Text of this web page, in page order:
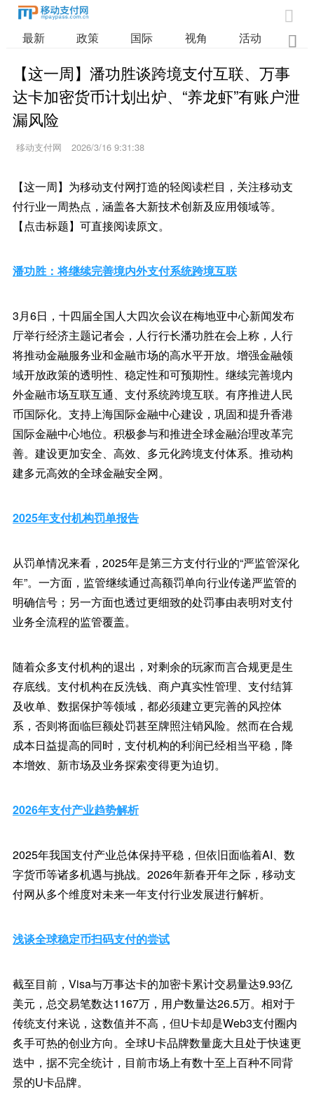

最新 政策 国际 视角 活动 业

【这一周】潘功胜谈跨境支付互联、万事
达卡加密货币计划出炉、“养龙虾”有账户泄
漏风险
移动支付网 2026/3/16 9:31:38
【这一周】为移动支付网打造的轻阅读栏目，关注移动支
付行业一周热点，涵盖各大新技术创新及应用领域等。
【点击标题】可直接阅读原文。
潘功胜：将继续完善境内外支付系统跨境互联
3月6日，十四届全国人大四次会议在梅地亚中心新闻发布
厅举行经济主题记者会，人行行长潘功胜在会上称，人行
将推动金融服务业和金融市场的高水平开放。增强金融领
域开放政策的透明性、稳定性和可预期性。继续完善境内
外金融市场互联互通、支付系统跨境互联。有序推进人民
币国际化。支持上海国际金融中心建设，巩固和提升香港
国际金融中心地位。积极参与和推进全球金融治理改革完
善。建设更加安全、高效、多元化跨境支付体系。推动构
建多元高效的全球金融安全网。
2025年支付机构罚单报告
从罚单情况来看，2025年是第三方支付行业的“严监管深化
年”。一方面，监管继续通过高额罚单向行业传递严监管的
明确信号；另一方面也透过更细致的处罚事由表明对支付
业务全流程的监管覆盖。
随着众多支付机构的退出，对剩余的玩家而言合规更是生
存底线。支付机构在反洗钱、商户真实性管理、支付结算
及收单、数据保护等领域，都必须建立更完善的风控体
系，否则将面临巨额处罚甚至牌照注销风险。然而在合规
成本日益提高的同时，支付机构的利润已经相当平稳，降
本增效、新市场及业务探索变得更为迫切。
2026年支付产业趋势解析
2025年我国支付产业总体保持平稳，但依旧面临着AI、数
字货币等诸多机遇与挑战。2026年新春开年之际，移动支
付网从多个维度对未来一年支付行业发展进行解析。
浅谈全球稳定币扫码支付的尝试
截至目前，Visa与万事达卡的加密卡累计交易量达9.93亿
美元，总交易笔数达1167万，用户数量达26.5万。相对于
传统支付来说，这数值并不高，但U卡却是Web3支付圈内
炙手可热的创业方向。全球U卡品牌数量庞大且处于快速更
迭中，据不完全统计，目前市场上有数十至上百种不同背
景的U卡品牌。